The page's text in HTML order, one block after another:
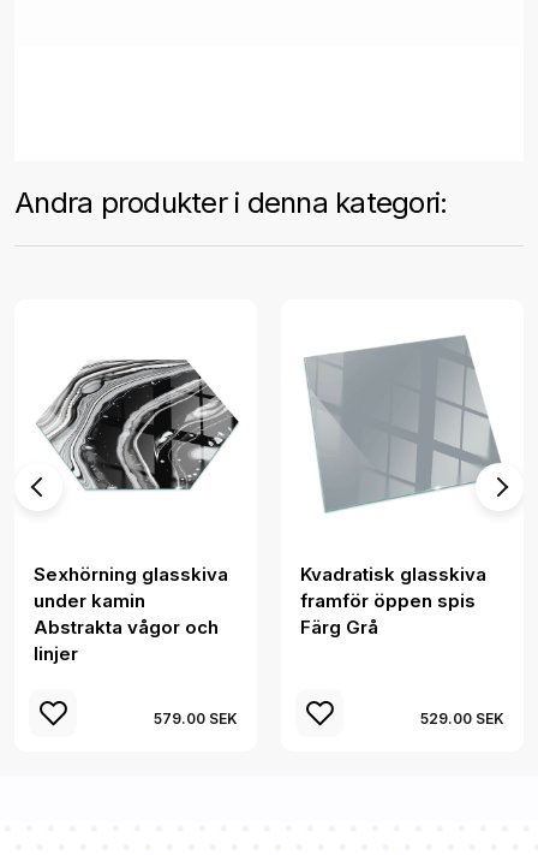
Andra produkter i denna kategori:
Sexhörning glasskiva
under kamin
Abstrakta vågor och
linjer
579.00 SEK
Kvadratisk glasskiva
framför öppen spis
Färg Grå
529.00 SEK